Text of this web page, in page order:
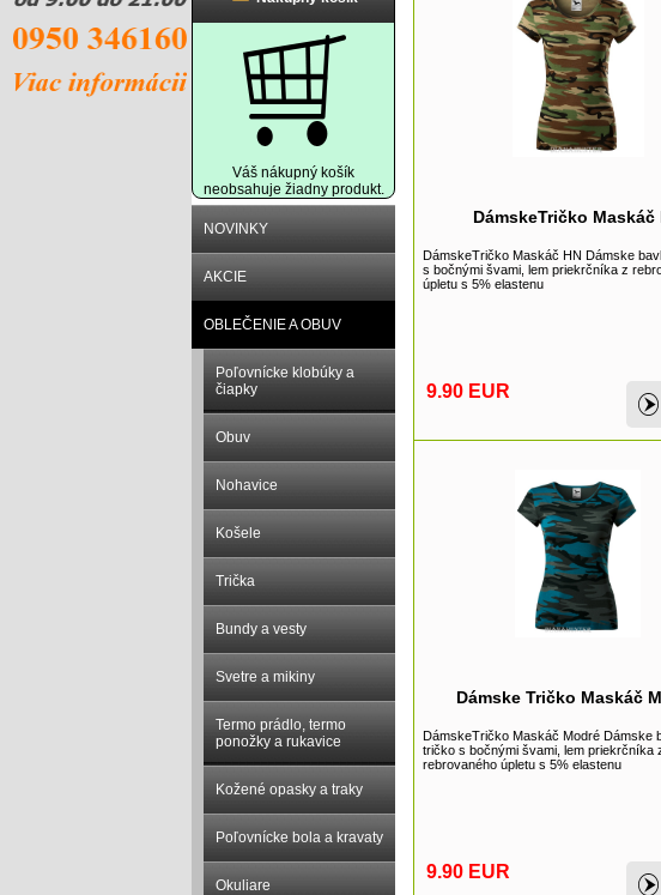
Váš nákupný košík
neobsahuje žiadny produkt.
NOVINKY
AKCIE
OBLEČENIE A OBUV
Poľovnícke klobúky a
čiapky
Obuv
Nohavice
Košele
Trička
Bundy a vesty
Svetre a mikiny
Termo prádlo, termo
ponožky a rukavice
Kožené opasky a traky
Poľovnícke bola a kravaty
Okuliare
DámskeTričko Maskáč
DámskeTričko Maskáč HN Dámske
s bočnými švami, lem priekrčníka z
úpletu s 5% elastenu
9.90 EUR
Dámske Tričko Maskáč
DámskeTričko Maskáč Modré Dámske
tričko s bočnými švami, lem priekrčníka
rebrovaného úpletu s 5% elastenu
9.90 EUR